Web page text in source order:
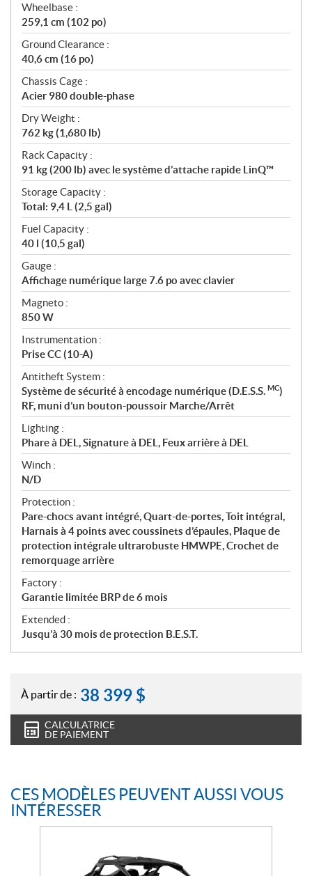
Wheelbase :
259,1 cm (102 po)
Ground Clearance :
40,6 cm (16 po)
Chassis Cage :
Acier 980 double-phase
Dry Weight :
762 kg (1,680 lb)
Rack Capacity :
91 kg (200 lb) avec le système d’attache rapide LinQ™
Storage Capacity :
Total: 9,4 L (2,5 gal)
Fuel Capacity :
40 l (10,5 gal)
Gauge :
Affichage numérique large 7.6 po avec clavier
Magneto :
850 W
Instrumentation :
Prise CC (10-A)
Antitheft System :
Système de sécurité à encodage numérique (D.E.S.S. MC)
RF, muni d’un bouton-poussoir Marche/Arrêt
Lighting :
Phare à DEL, Signature à DEL, Feux arrière à DEL
Winch :
N/D
Protection :
Pare-chocs avant intégré, Quart-de-portes, Toit intégral,
Harnais à 4 points avec coussinets d’épaules, Plaque de
protection intégrale ultrarobuste HMWPE, Crochet de
remorquage arrière
Factory :
Garantie limitée BRP de 6 mois
Extended :
Jusqu’à 30 mois de protection B.E.S.T.
À partir de : 38 399 $
CALCULATRICE
DE PAIEMENT
CES MODÈLES PEUVENT AUSSI VOUS
INTÉRESSER